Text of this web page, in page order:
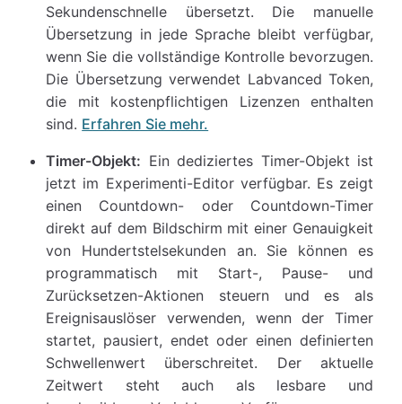
Sekundenschnelle übersetzt. Die manuelle
Übersetzung in jede Sprache bleibt verfügbar,
wenn Sie die vollständige Kontrolle bevorzugen.
Die Übersetzung verwendet Labvanced Token,
die mit kostenpflichtigen Lizenzen enthalten
sind. Erfahren Sie mehr.
Timer-Objekt: Ein dediziertes Timer-Objekt ist
jetzt im Experimenti-Editor verfügbar. Es zeigt
einen Countdown- oder Countdown-Timer
direkt auf dem Bildschirm mit einer Genauigkeit
von Hundertstelsekunden an. Sie können es
programmatisch mit Start-, Pause- und
Zurücksetzen-Aktionen steuern und es als
Ereignisauslöser verwenden, wenn der Timer
startet, pausiert, endet oder einen definierten
Schwellenwert überschreitet. Der aktuelle
Zeitwert steht auch als lesbare und